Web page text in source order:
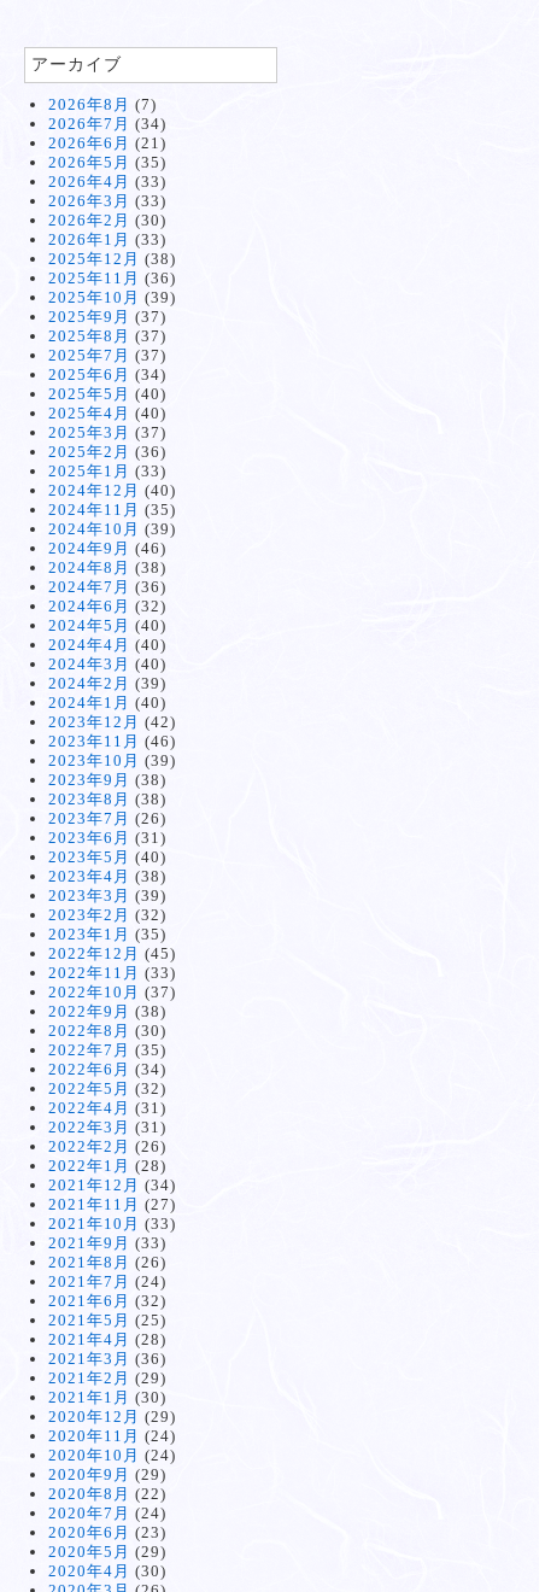
アーカイブ
2026年8月 (7)
2026年7月 (34)
2026年6月 (21)
2026年5月 (35)
2026年4月 (33)
2026年3月 (33)
2026年2月 (30)
2026年1月 (33)
2025年12月 (38)
2025年11月 (36)
2025年10月 (39)
2025年9月 (37)
2025年8月 (37)
2025年7月 (37)
2025年6月 (34)
2025年5月 (40)
2025年4月 (40)
2025年3月 (37)
2025年2月 (36)
2025年1月 (33)
2024年12月 (40)
2024年11月 (35)
2024年10月 (39)
2024年9月 (46)
2024年8月 (38)
2024年7月 (36)
2024年6月 (32)
2024年5月 (40)
2024年4月 (40)
2024年3月 (40)
2024年2月 (39)
2024年1月 (40)
2023年12月 (42)
2023年11月 (46)
2023年10月 (39)
2023年9月 (38)
2023年8月 (38)
2023年7月 (26)
2023年6月 (31)
2023年5月 (40)
2023年4月 (38)
2023年3月 (39)
2023年2月 (32)
2023年1月 (35)
2022年12月 (45)
2022年11月 (33)
2022年10月 (37)
2022年9月 (38)
2022年8月 (30)
2022年7月 (35)
2022年6月 (34)
2022年5月 (32)
2022年4月 (31)
2022年3月 (31)
2022年2月 (26)
2022年1月 (28)
2021年12月 (34)
2021年11月 (27)
2021年10月 (33)
2021年9月 (33)
2021年8月 (26)
2021年7月 (24)
2021年6月 (32)
2021年5月 (25)
2021年4月 (28)
2021年3月 (36)
2021年2月 (29)
2021年1月 (30)
2020年12月 (29)
2020年11月 (24)
2020年10月 (24)
2020年9月 (29)
2020年8月 (22)
2020年7月 (24)
2020年6月 (23)
2020年5月 (29)
2020年4月 (30)